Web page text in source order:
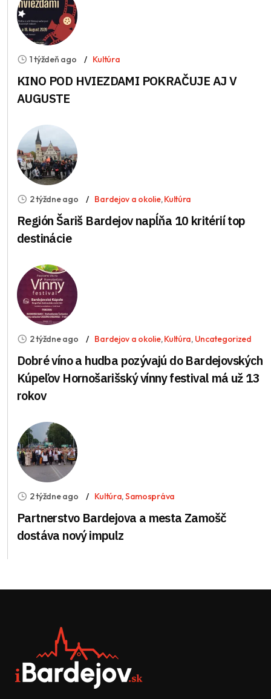
1 týždeň ago Kultúra
KINO POD HVIEZDAMI POKRAČUJE AJ V
AUGUSTE
2 týždne ago Bardejov a okolie,Kultúra
Región Šariš Bardejov napĺňa 10 kritérií top
destinácie
2 týždne ago Bardejov a okolie,Kultúra, Uncategorized
Dobré víno a hudba pozývajú do Bardejovských
Kúpeľov Hornošarišský vínny festival má už 13
rokov
2 týždne ago Kultúra,Samospráva
Partnerstvo Bardejova a mesta Zamošč
dostáva nový impulz